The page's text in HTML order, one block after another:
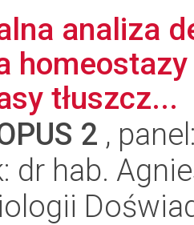
analiza
tłuszcz...
2 ,
dr hab.